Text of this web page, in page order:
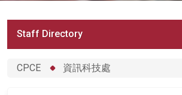
Staff Directory
CPCE 資訊科技處